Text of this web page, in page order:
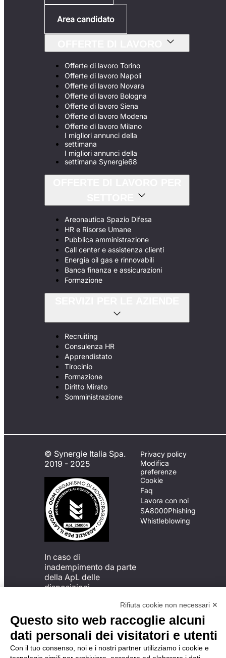
Area candidato
Offerte di lavoro Torino
Offerte di lavoro Napoli
Offerte di lavoro Novara
Offerte di lavoro Bologna
Offerte di lavoro Siena
Offerte di lavoro Modena
Offerte di lavoro Milano
I migliori annunci della
settimana
I migliori annunci della
settimana Synergie68
Areonautica Spazio Difesa
HR e Risorse Umane
Pubblica amministrazione
Call center e assistenza clienti
Energia oil gas e rinnovabili
Banca finanza e assicurazioni
Formazione
Recruiting
Consulenza HR
Apprendistato
Tirocinio
Formazione
Diritto Mirato
Somministrazione
© Synergie Italia Spa.
2019 - 2025
In caso di
inadempimento da parte
della ApL delle
disposizioni
possibile presentare un
reclamo
all’Organismo di
Monitoraggio utilizzando
una delle modalità
Privacy policy
Modifica
preferenze
Cookie
Faq
Lavora con noi
SA8000Phishing
Whistleblowing
Rifiuta cookie non necessari ✕
Questo sito web raccoglie alcuni
dati personali dei visitatori e utenti
Con il tuo consenso, noi e i nostri partner utilizziamo i cookie e